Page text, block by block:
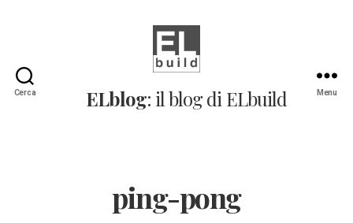
Cerca
Il
blog
ELblog: il blog di ELbuild Menu
ping-pong